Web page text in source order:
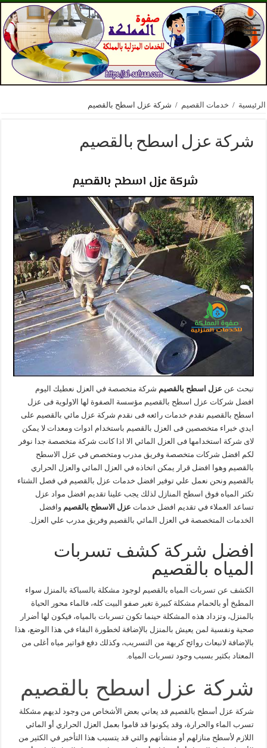
الرئيسية / خدمات القصيم / شركة عزل اسطح بالقصيم
شركة عزل اسطح بالقصيم
تبحث عن عزل اسطح بالقصيم شركة متخصصة في العزل نعطيك اليوم
افضل شركات عزل اسطح بالقصيم مؤسسة الصفوة لها الاولوية فى عزل
اسطح بالقصيم نقدم خدمات رائعه فى نقدم شركة عزل مائي بالقصيم على
ايدي خبراء متخصصين فى العزل بالقصيم باستخدام ادوات ومعدات لا يمكن
لاى شركة استخدامها فى العزل المائي الا اذا كانت شركة متخصصة جدا نوفر
لكم افضل شركات متخصصة وفريق مدرب ومتخصص في عزل الاسطح
بالقصيم وهوا افضل قرار يمكن اتخاذه في العزل المائي والعزل الحراري
بالقصيم ونحن نعمل علي توفير افضل خدمات عزل بالقصيم في فصل الشتاء
تكثر المياه فوق اسطح المنازل لذلك يجب علينا تقديم افضل مواد عزل
تساعد العملاء في تقديم افضل خدمات عزل الاسطح بالقصيم وافضل
الخدمات المتخصصة في العزل المائي بالقصيم وفريق مدرب علي العزل.
افضل شركة كشف تسربات
المياه بالقصيم
الكشف عن تسربات المياه بالقصيم لوجود مشكلة بالسباكة بالمنزل سواء
المطبخ أو بالحمام مشكلة كبيرة تغير صفو البيت كله، فالماء محور الحياة
بالمنزل، وتزداد هذه المشكلة حينما تكون تسربات بالمياه، فيكون لها أضرار
صحية ونفسية لمن يعيش بالمنزل بالإضافة لخطورة البقاء في هذا الوضع، هذا
بالإضافة لانبعاث روائح كريهة من التسريب، وكذلك دفع فواتير مياه أغلى من
المعتاد بكثير بسبب وجود تسربات المياه.
شركة عزل اسطح بالقصيم
شركة عزل أسطح بالقصيم قد يعاني بعض الأشخاص من وجود لديهم مشكلة
تسرب الماء والحرارة، وقد يكونوا قد قاموا بعمل العزل الحراري أو المائي
اللازم لأسطح منازلهم أو منشأتهم والتي قد يتسبب هذا التأخير في الكثير من